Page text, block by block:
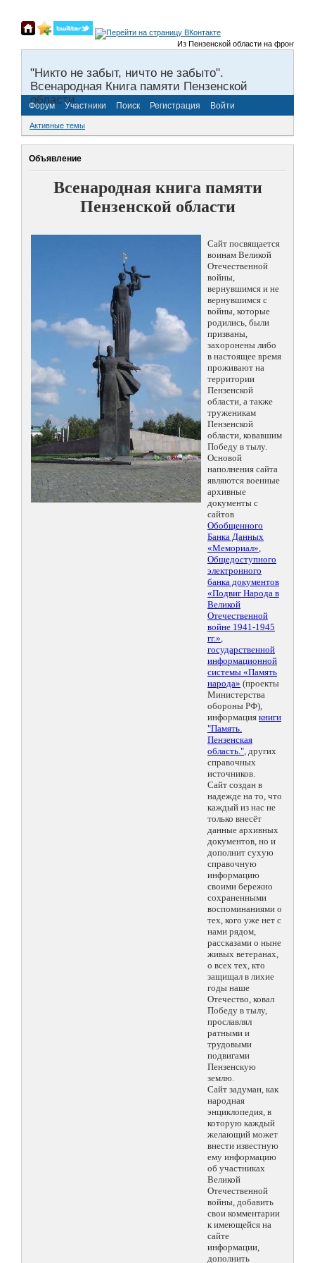
Из Пензенской области на фронты
"Никто не забыт, ничто не забыто".
Всенародная Книга памяти Пензенской
области.
Форум Участники Поиск Регистрация Войти
Активные темы
Объявление
Всенародная книга памяти
Пензенской области
Сайт посвящается
воинам Великой
Отечественной
войны,
вернувшимся и не
вернувшимся с
войны, которые
родились, были
призваны,
захоронены либо
в настоящее время
проживают на
территории
Пензенской
области, а также
труженикам
Пензенской
области, ковавшим
Победу в тылу.
Основой
наполнения сайта
являются военные
архивные
документы с
сайтов
Обобщенного
Банка Данных
«Мемориал»,
Общедоступного
электронного
банка документов
«Подвиг Народа в
Великой
Отечественной
войне 1941-1945
гг.»,
государственной
информационной
системы «Память
народа» (проекты
Министерства
обороны РФ),
информация книги
"Память.
Пензенская
область.", других
справочных
источников.
Сайт создан в
надежде на то, что
каждый из нас не
только внесёт
данные архивных
документов, но и
дополнит сухую
справочную
информацию
своими бережно
сохраненными
воспоминаниями о
тех, кого уже нет с
нами рядом,
рассказами о ныне
живых ветеранах,
о всех тех, кто
защищал в лихие
годы наше
Отечество, ковал
Победу в тылу,
прославлял
ратными и
трудовыми
подвигами
Пензенскую
землю.
Сайт задуман, как
народная
энциклопедия, в
которую каждый
желающий может
внести известную
ему информацию
об участниках
Великой
Отечественной
войны, добавить
свои комментарии
к имеющейся на
сайте
информации,
дополнить